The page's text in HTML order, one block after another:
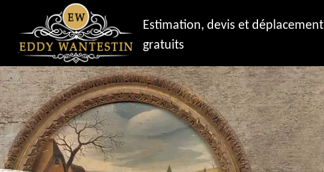
Estimation, devis et déplacement
gratuits